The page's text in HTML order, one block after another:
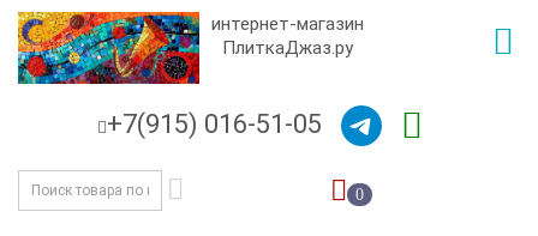
интернет-магазин
ПлиткаДжаз.ру
+7(915) 016-51-05
0